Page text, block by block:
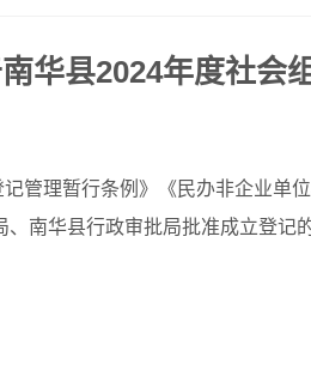
华县2024年度社会
管理暂行条例》《民办非企业单
、南华县行政审批局批准成立登